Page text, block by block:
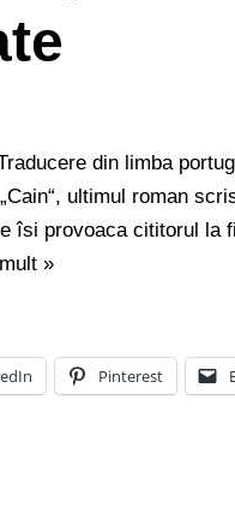
din limba
ultimul roman
îsi provoaca cititorul la
»
Pinterest